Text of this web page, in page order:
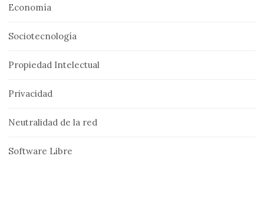
Economía
Sociotecnología
Propiedad Intelectual
Privacidad
Neutralidad de la red
Software Libre